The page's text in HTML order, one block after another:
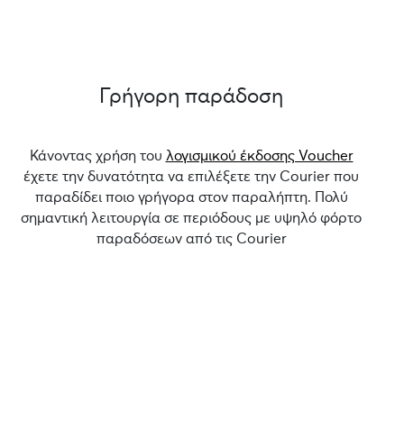
Γρήγορη παράδοση
Κάνοντας χρήση του λογισμικού έκδοσης Voucher
έχετε την δυνατότητα να επιλέξετε την Courier που
παραδίδει ποιο γρήγορα στον παραλήπτη. Πολύ
σημαντική λειτουργία σε περιόδους με υψηλό φόρτο
παραδόσεων από τις Courier